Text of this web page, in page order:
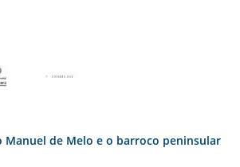
Manuel de Melo e o barroco peninsular